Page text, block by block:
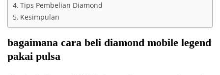
Tips Pembelian Diamond
Kesimpulan
bagaimana cara beli diamond mobile legend
pakai pulsa